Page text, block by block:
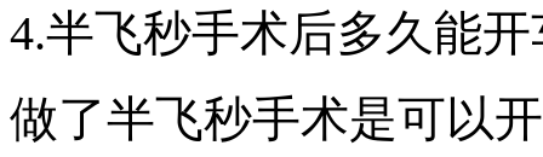
4.半飞秒手术后多久能
做了半飞秒手术是可以